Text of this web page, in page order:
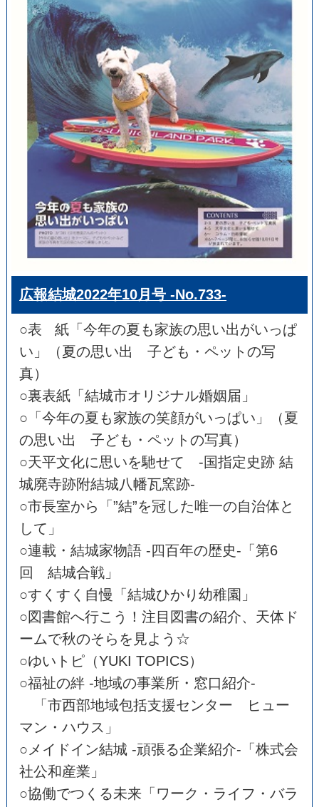
広報結城2022年10月号 -No.733-
○表 紙「今年の夏も家族の思い出がいっぱ
い」（夏の思い出 子ども・ペットの写
真）
○裏表紙「結城市オリジナル婚姻届」
○「今年の夏も家族の笑顔がいっぱい」（夏
の思い出 子ども・ペットの写真）
○天平文化に思いを馳せて -国指定史跡 結
城廃寺跡附結城八幡瓦窯跡-
○市長室から「”結”を冠した唯一の自治体と
して」
○連載・結城家物語 -四百年の歴史-「第6
回 結城合戦」
○すくすく自慢「結城ひかり幼稚園」
○図書館へ行こう！注目図書の紹介、天体ド
ームで秋のそらを見よう☆
○ゆいトピ（YUKI TOPICS）
○福祉の絆 -地域の事業所・窓口紹介-
「市西部地域包括支援センター ヒュー
マン・ハウス」
○メイドイン結城 -頑張る企業紹介-「株式会
社公和産業」
○協働でつくる未来「ワーク・ライフ・バラ